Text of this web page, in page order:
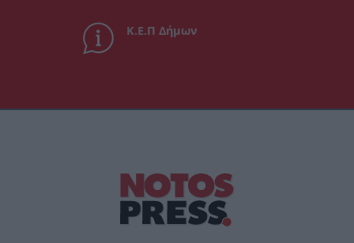
Κ.Ε.Π Δήμων